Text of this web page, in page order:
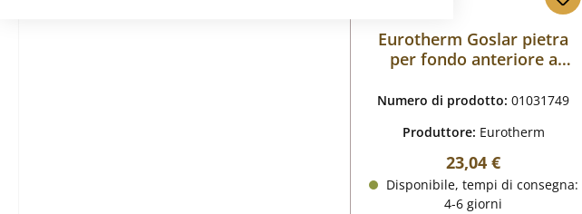
Eurotherm Goslar pietra
per fondo anteriore a
Numero di prodotto:01031749
Produttore: Eurotherm
Prezzo normale:
23,04 €
Disponibile, tempi di consegna:
4-6 giorni